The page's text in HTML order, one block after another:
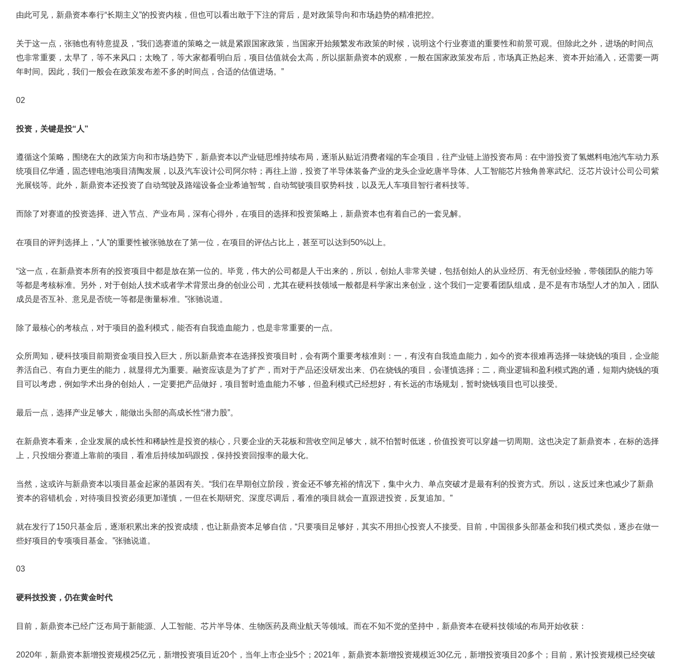
由此可见，新鼎资本奉行“长期主义”的投资内核，但也可以看出敢于下注的背后，是对政策导向和市场趋势的精准把控。
关于这一点，张驰也有特意提及，“我们选赛道的策略之一就是紧跟国家政策，当国家开始频繁发布政策的时候，说明这个行业赛道的重要性和前景可观。但除此之外，进场的时间点
也非常重要，太早了，等不来风口；太晚了，等大家都看明白后，项目估值就会太高，所以据新鼎资本的观察，一般在国家政策发布后，市场真正热起来、资本开始涌入，还需要一两
年时间。因此，我们一般会在政策发布差不多的时间点，合适的估值进场。”
02
投资，关键是投“人”
遵循这个策略，围绕在大的政策方向和市场趋势下，新鼎资本以产业链思维持续布局，逐渐从贴近消费者端的车企项目，往产业链上游投资布局：在中游投资了氢燃料电池汽车动力系
统项目亿华通，固态锂电池项目清陶发展，以及汽车设计公司阿尔特；再往上游，投资了半导体装备产业的龙头企业屹唐半导体、人工智能芯片独角兽寒武纪、泛芯片设计公司公司紫
光展锐等。此外，新鼎资本还投资了自动驾驶及路端设备企业希迪智驾，自动驾驶项目驭势科技，以及无人车项目智行者科技等。
而除了对赛道的投资选择、进入节点、产业布局，深有心得外，在项目的选择和投资策略上，新鼎资本也有着自己的一套见解。
在项目的评判选择上，“人”的重要性被张驰放在了第一位，在项目的评估占比上，甚至可以达到50%以上。
“这一点，在新鼎资本所有的投资项目中都是放在第一位的。毕竟，伟大的公司都是人干出来的，所以，创始人非常关键，包括创始人的从业经历、有无创业经验，带领团队的能力等
等都是考核标准。另外，对于创始人技术或者学术背景出身的创业公司，尤其在硬科技领域一般都是科学家出来创业，这个我们一定要看团队组成，是不是有市场型人才的加入，团队
成员是否互补、意见是否统一等都是衡量标准。”张驰说道。
除了最核心的考核点，对于项目的盈利模式，能否有自我造血能力，也是非常重要的一点。
众所周知，硬科技项目前期资金项目投入巨大，所以新鼎资本在选择投资项目时，会有两个重要考核准则：一，有没有自我造血能力，如今的资本很难再选择一味烧钱的项目，企业能
养活自己、有自力更生的能力，就显得尤为重要。融资应该是为了扩产，而对于产品还没研发出来、仍在烧钱的项目，会谨慎选择；二，商业逻辑和盈利模式跑的通，短期内烧钱的项
目可以考虑，例如学术出身的创始人，一定要把产品做好，项目暂时造血能力不够，但盈利模式已经想好，有长远的市场规划，暂时烧钱项目也可以接受。
最后一点，选择产业足够大，能做出头部的高成长性“潜力股”。
在新鼎资本看来，企业发展的成长性和稀缺性是投资的核心，只要企业的天花板和营收空间足够大，就不怕暂时低迷，价值投资可以穿越一切周期。这也决定了新鼎资本，在标的选择
上，只投细分赛道上靠前的项目，看准后持续加码跟投，保持投资回报率的最大化。
当然，这或许与新鼎资本以项目基金起家的基因有关。“我们在早期创立阶段，资金还不够充裕的情况下，集中火力、单点突破才是最有利的投资方式。所以，这反过来也减少了新鼎
资本的容错机会，对待项目投资必须更加谨慎，一但在长期研究、深度尽调后，看准的项目就会一直跟进投资，反复追加。”
就在发行了150只基金后，逐渐积累出来的投资成绩，也让新鼎资本足够自信，“只要项目足够好，其实不用担心投资人不接受。目前，中国很多头部基金和我们模式类似，逐步在做一
些好项目的专项项目基金。”张驰说道。
03
硬科技投资，仍在黄金时代
目前，新鼎资本已经广泛布局于新能源、人工智能、芯片半导体、生物医药及商业航天等领域。而在不知不觉的坚持中，新鼎资本在硬科技领域的布局开始收获：
2020年，新鼎资本新增投资规模25亿元，新增投资项目近20个，当年上市企业5个；2021年，新鼎资本新增投资规模近30亿元，新增投资项目20多个；目前，累计投资规模已经突破